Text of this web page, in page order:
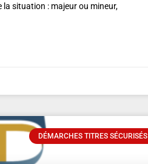
situation : majeur ou mineur,
DÉMARCHES TITRES SÉCURISÉS